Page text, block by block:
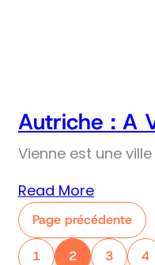
Autriche : A
Vienne est une
Read More
Page précédente
1 2 3 4